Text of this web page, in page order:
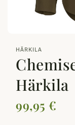
HÄRKILA
Härkila
99,95 €